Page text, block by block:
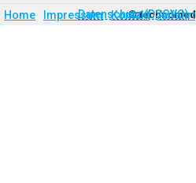
Home Impressum Kontakt Anfahrt
©technomed
Datenschutz (DSGVO)